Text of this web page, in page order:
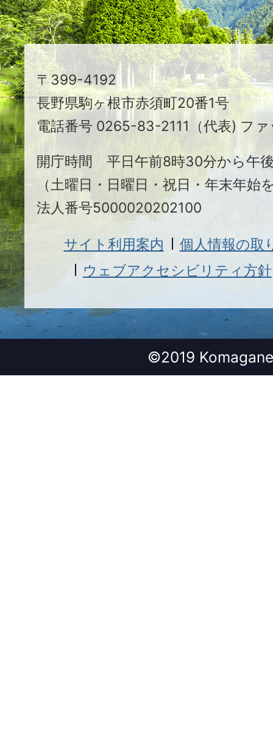
ま
ち
駒
ヶ
根
市
〒399-4192
長野県駒ヶ根市赤須町20番1号
電話番号 0265-83-2111（代表) フ
開庁時間 平日午前8時30分から午
（土曜日・日曜日・祝日・年末年始
法人番号5000020202100
サイト利用案内
個人情報の取
ウェブアクセシビリティ方針
©2019